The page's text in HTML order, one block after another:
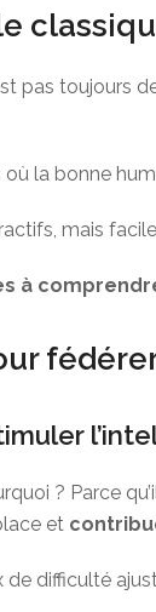
pas toujours
la bonne
mais
à
? Parce
et
difficulté